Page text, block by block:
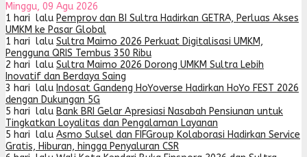
Minggu, 09 Agu 2026
1 hari lalu Pemprov dan BI Sultra Hadirkan GETRA, Perluas Akses
UMKM ke Pasar Global
1 hari lalu Sultra Maimo 2026 Perkuat Digitalisasi UMKM,
Pengguna QRIS Tembus 350 Ribu
2 hari lalu Sultra Maimo 2026 Dorong UMKM Sultra Lebih
Inovatif dan Berdaya Saing
3 hari lalu Indosat Gandeng HoYoverse Hadirkan HoYo FEST 2026
dengan Dukungan 5G
5 hari lalu Bank BRI Gelar Apresiasi Nasabah Pensiunan untuk
Tingkatkan Loyalitas dan Pengalaman Layanan
5 hari lalu Asmo Sulsel dan FIFGroup Kolaborasi Hadirkan Service
Gratis, Hiburan, hingga Penyaluran CSR